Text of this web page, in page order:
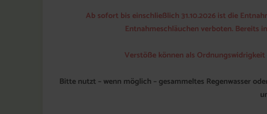
Ab sofort bis einschließlich 31.10.2026 ist die
Entnahmeschläuchen verboten. Bereits
Verstöße können als
Bitte nutzt – wenn möglich – gesammeltes Regenwasser